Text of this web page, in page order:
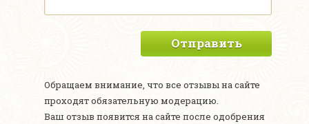
Отправить
Обращаем внимание, что все отзывы на сайте
проходят обязательную модерацию.
Ваш отзыв появится на сайте после одобрения